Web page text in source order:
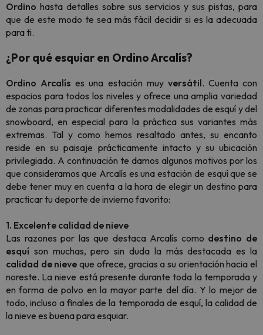
Ordino hasta detalles sobre sus servicios y sus pistas, para
que de este modo te sea más fácil decidir si es la adecuada
para ti.
¿Por qué esquiar en Ordino Arcalís?
Ordino Arcalís es una estación muy versátil. Cuenta con
espacios para todos los niveles y ofrece una amplia variedad
de zonas para practicar diferentes modalidades de esquí y del
snowboard, en especial para la práctica sus variantes más
extremas. Tal y como hemos resaltado antes, su encanto
resideen su paisaje prácticamente intacto y su ubicación
privilegiada. A continuación te damos algunos motivos por los
que consideramos que Arcalís es una estación de esquí que se
debe tener muy en cuenta a la hora de elegir un destino para
practicar tu deporte de invierno favorito:
1. Excelente calidad de nieve
Las razones por las que destaca Arcalís como destino de
esquí son muchas, pero sin duda la más destacada es la
calidad de nieve que ofrece, gracias a su orientación hacia el
noreste. La nieve está presente durante toda la temporada y
en forma de polvo en la mayor parte del día. Y lo mejor de
todo, incluso a finales de la temporada de esquí, la calidad de
la nieve es buena para esquiar.